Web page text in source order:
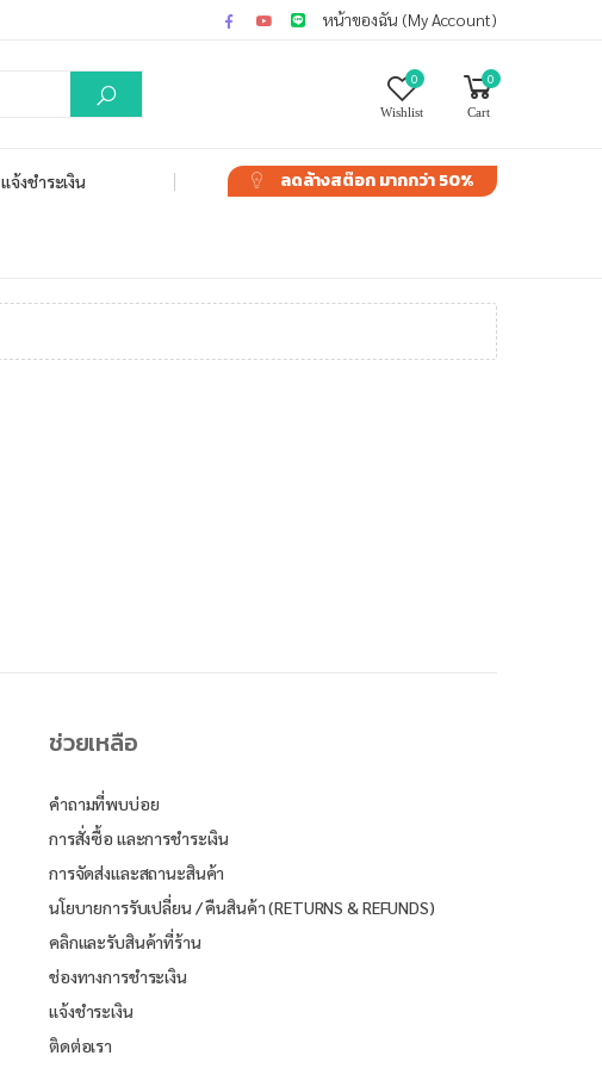
หน้าของฉัน (My Account)
0
Wishlist
0
Cart
แจ้งชำระเงิน ลดล้างสต๊อกมากกว่า 50%
ช่วยเหลือ
คำถามที่พบบ่อย
การสั่งซื้อ และการชำระเงิน
การจัดส่งและสถานะสินค้า
นโยบายการรับเปลี่ยน / คืนสินค้า (RETURNS & REFUNDS)
คลิกและรับสินค้าที่ร้าน
ช่องทางการชำระเงิน
แจ้งชำระเงิน
ติดต่อเรา